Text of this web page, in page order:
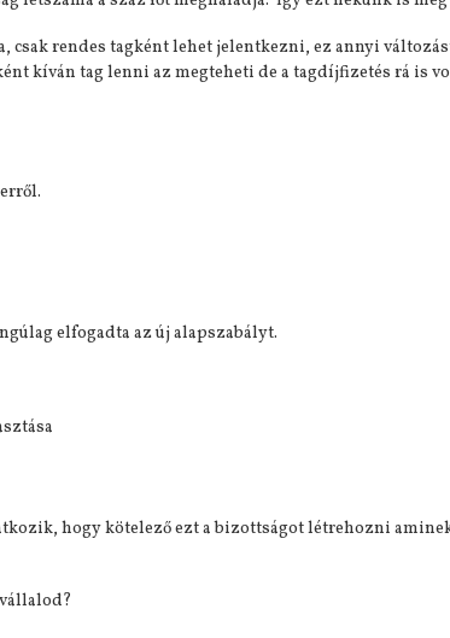
csak rendes tagként lehet jelentkezni, ez annyi
kíván tag lenni az megteheti de a tagdíjfizetés rá is
elfogadta az új alapszabályt.
hogy kötelező ezt a bizottságot létrehozni